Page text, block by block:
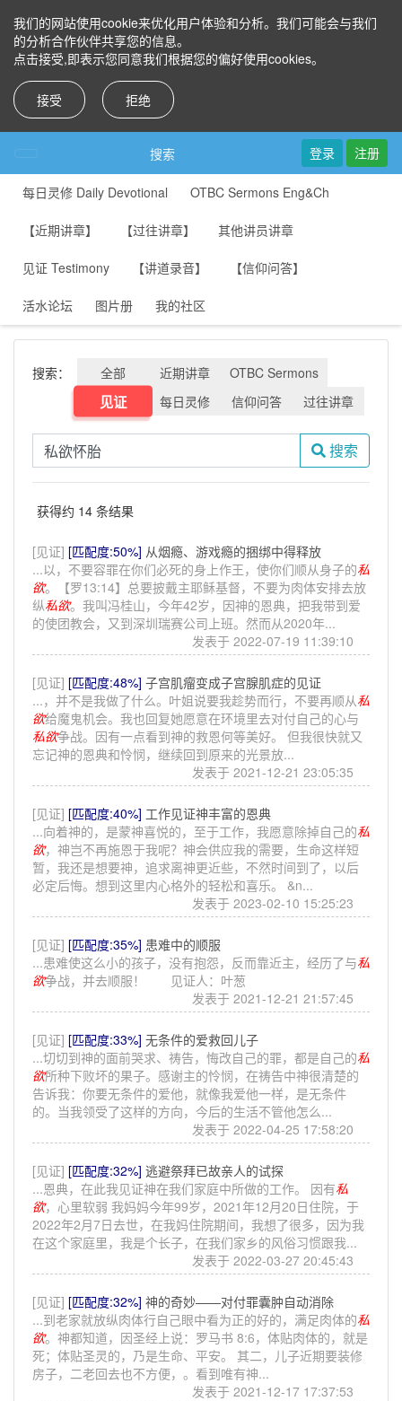
我们的网站使用cookie来优化用户体验和分析。我们可能会与我们
的分析合作伙伴共享您的信息。
点击接受,即表示您同意我们根据您的偏好使用cookies。
接受 拒绝
搜索 登录 注册
每日灵修 Daily Devotional OTBC Sermons Eng&Ch
【近期讲章】 【过往讲章】 其他讲员讲章
见证 Testimony 【讲道录音】 【信仰问答】
活水论坛 图片册 我的社区
搜索： 全部 近期讲章 OTBC Sermons
见证 每日灵修 信仰问答 过往讲章
搜索
获得约 14 条结果
[见证] [匹配度:50%] 从烟瘾、游戏瘾的捆绑中得释放
...以，不要容罪在你们必死的身上作王，使你们顺从身子的私
欲。【罗13:14】总要披戴主耶稣基督，不要为肉体安排去放
纵私欲。我叫冯桂山，今年42岁，因神的恩典，把我带到爱
的使团教会，又到深圳瑞赛公司上班。然而从2020年...
发表于 2022-07-19 11:39:10
[见证] [匹配度:48%] 子宫肌瘤变成子宫腺肌症的见证
...，并不是我做了什么。叶姐说要我趁势而行，不要再顺从私
欲给魔鬼机会。我也回复她愿意在环境里去对付自己的心与
私欲争战。因有一点看到神的救恩何等美好。 但我很快就又
忘记神的恩典和怜悯，继续回到原来的光景放...
发表于 2021-12-21 23:05:35
[见证] [匹配度:40%] 工作见证神丰富的恩典
...向着神的，是蒙神喜悦的，至于工作，我愿意除掉自己的私
欲，神岂不再施恩于我呢？神会供应我的需要，生命这样短
暂，我还是想要神，追求离神更近些，不然时间到了，以后
必定后悔。想到这里内心格外的轻松和喜乐。 &n...
发表于 2023-02-10 15:25:23
[见证] [匹配度:35%] 患难中的顺服
...患难使这么小的孩子，没有抱怨，反而靠近主，经历了与私
欲争战，并去顺服！ 见证人：叶葱
发表于 2021-12-21 21:57:45
[见证] [匹配度:33%] 无条件的爱救回儿子
...切切到神的面前哭求、祷告，悔改自己的罪，都是自己的私
欲所种下败坏的果子。感谢主的怜悯，在祷告中神很清楚的
告诉我：你要无条件的爱他，就像我爱他一样，是无条件
的。当我领受了这样的方向，今后的生活不管他怎么...
发表于 2022-04-25 17:58:20
[见证] [匹配度:32%] 逃避祭拜已故亲人的试探
...恩典，在此我见证神在我们家庭中所做的工作。 因有私
欲，心里软弱 我妈妈今年99岁，2021年12月20日住院，于
2022年2月7日去世，在我妈住院期间，我想了很多，因为我
在这个家庭里，我是个长子，在我们家乡的风俗习惯跟我...
发表于 2022-03-27 20:45:43
[见证] [匹配度:32%] 神的奇妙——对付罪囊肿自动消除
...到老家就放纵肉体行自己眼中看为正的好的，满足肉体的私
欲。神都知道，因圣经上说：罗马书 8:6，体贴肉体的，就是
死；体贴圣灵的，乃是生命、平安。 其二，儿子近期要装修
房子，二老回去也不方便，。看到唯有神...
发表于 2021-12-17 17:37:53